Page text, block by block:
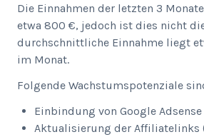
Die Einnahmen der letzten 3
etwa 800 €, jedoch ist dies nicht
durchschnittliche Einnahme liegt
im Monat.
Folgende Wachstumspotenziale
Einbindung von Google Adsense
Aktualisierung der Affiliatelinks